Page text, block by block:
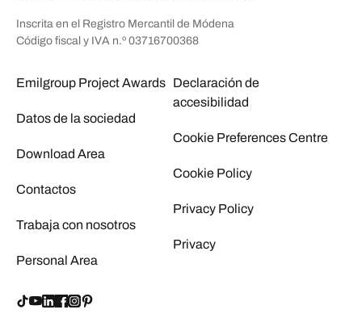
Inscrita en el Registro Mercantil de Módena
Código fiscal y IVA n.º 03716700368
Emilgroup Project Awards
Datos de la sociedad
Download Area
Contactos
Trabaja con nosotros
Personal Area
Declaración de
accesibilidad
Cookie Preferences Centre
Cookie Policy
Privacy Policy
Privacy